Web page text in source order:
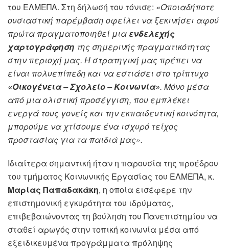
του ΕΛΜΕΠΑ. Στη δήλωσή του τόνισε: «Οποιαδήποτε
ουσιαστική παρέμβαση οφείλει να ξεκινήσει αφού
πρώτα πραγματοποιηθεί μια ενδελεχής
χαρτογράφηση της σημερινής πραγματικότητας
στην περιοχή μας. Η στρατηγική μας πρέπει να
είναι πολυεπίπεδη και να εστιάσει στο τρίπτυχο
«Οικογένεια – Σχολείο – Κοινωνία». Μόνο μέσα
από μια ολιστική προσέγγιση, που εμπλέκει
ενεργά τους γονείς και την εκπαιδευτική κοινότητα,
μπορούμε να χτίσουμε ένα ισχυρό τείχος
προστασίας για τα παιδιά μας».
Ιδιαίτερα σημαντική ήταν η παρουσία της προέδρου
του τμήματος Κοινωνικής Εργασίας του ΕΛΜΕΠΑ, κ.
Μαρίας Παπαδακάκη, η οποία εισέφερε την
επιστημονική εγκυρότητα του ιδρύματος,
επιβεβαιώνοντας τη βούληση του Πανεπιστημίου να
σταθεί αρωγός στην τοπική κοινωνία μέσα από
εξειδικευμένα προγράμματα πρόληψης